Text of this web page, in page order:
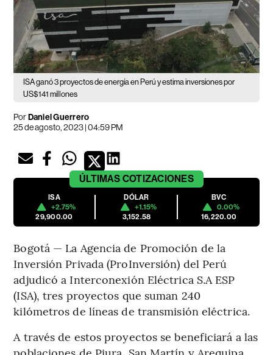
ISA ganó 3 proyectos de energía en Perú y estima inversiones por
US$141 millones
PorDaniel Guerrero
25 de agosto, 2023 | 04:59 PM
ÚLTIMAS COTIZACIONES
ISA
+2.75%
29,900.00
DÓLAR
+1.15%
3,152.58
BVC
0.00%
16,220.00
Bogotá — La Agencia de Promoción de la
Inversión Privada (ProInversión) del Perú
adjudicó a Interconexión Eléctrica S.A ESP
(ISA), tres proyectos que suman 240
kilómetros de líneas de transmisión eléctrica.
A través de estos proyectos se beneficiará a las